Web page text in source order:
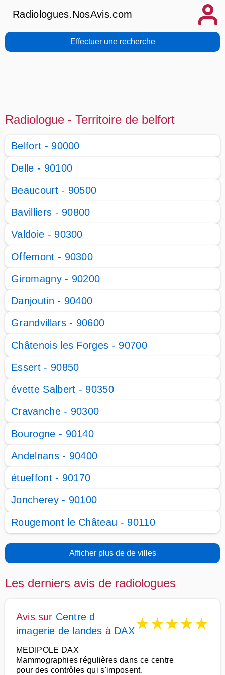
Radiologues.NosAvis.com
Effectuer une recherche
Radiologue - Territoire de belfort
Belfort - 90000
Delle - 90100
Beaucourt - 90500
Bavilliers - 90800
Valdoie - 90300
Offemont - 90300
Giromagny - 90200
Danjoutin - 90400
Grandvillars - 90600
Châtenois les Forges - 90700
Essert - 90850
évette Salbert - 90350
Cravanche - 90300
Bourogne - 90140
Andelnans - 90400
étueffont - 90170
Joncherey - 90100
Rougemont le Château - 90110
Afficher plus de de villes
Les derniers avis de radiologues
Avis sur Centre d
imagerie de landes à DAX★★★★★
MEDIPOLE DAX
Mammographies régulières dans ce centre
pour des contrôles qui s'imposent.